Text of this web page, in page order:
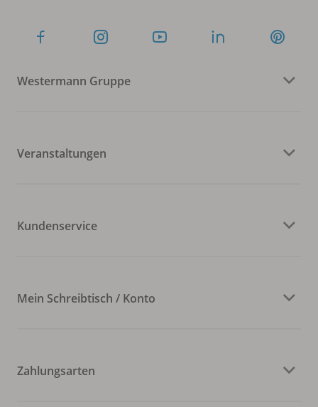
Westermann Gruppe
Veranstaltungen
Kundenservice
Mein Schreibtisch / Konto
Zahlungsarten